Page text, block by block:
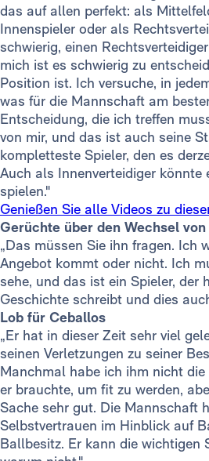
das auf allen perfekt: als
Innenspieler oder als
schwierig, einen
mich ist es schwierig zu
Position ist. Ich versuche, in
was für die Mannschaft am
Entscheidung, die ich treffen
von mir, und das ist auch seine
kompletteste Spieler, den es
Auch als Innenverteidiger könnte
spielen."
Genießen Sie alle Videos zu
Gerüchte über den Wechsel von
„Das müssen Sie ihn fragen. Ich
Angebot kommt oder nicht. Ich
sehe, und das ist ein Spieler, der
Geschichte schreibt und dies
Lob für Ceballos
„Er hat in dieser Zeit sehr viel
seinen Verletzungen zu seiner
Manchmal habe ich ihm nicht die
er brauchte, um fit zu werden,
Sache sehr gut. Die Mannschaft
Selbstvertrauen im Hinblick auf
Ballbesitz. Er kann die wichtigen